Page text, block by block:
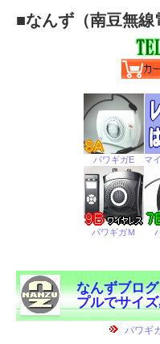
■なんず（南豆無
なんずブログ
プルでサイ